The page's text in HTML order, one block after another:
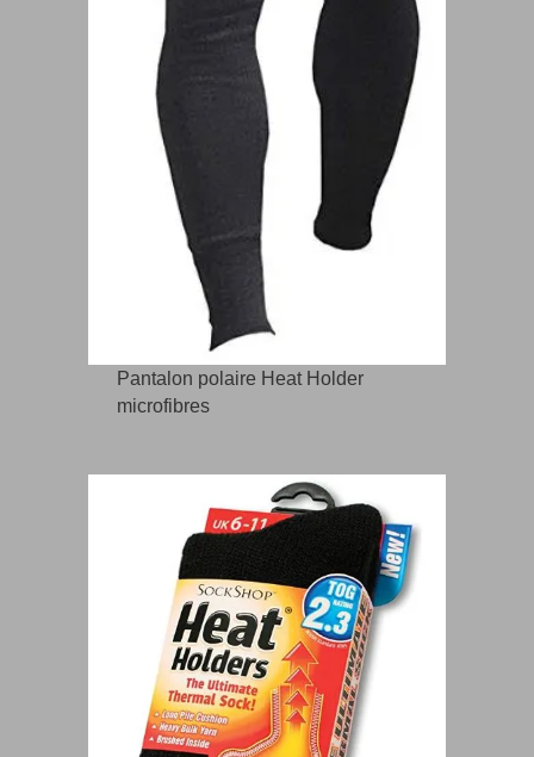
Pantalon polaire Heat Holder
microfibres